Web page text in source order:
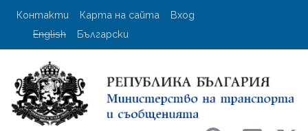
Премини
User account menu
Контакти Карта на сайта
Вход
English
Български